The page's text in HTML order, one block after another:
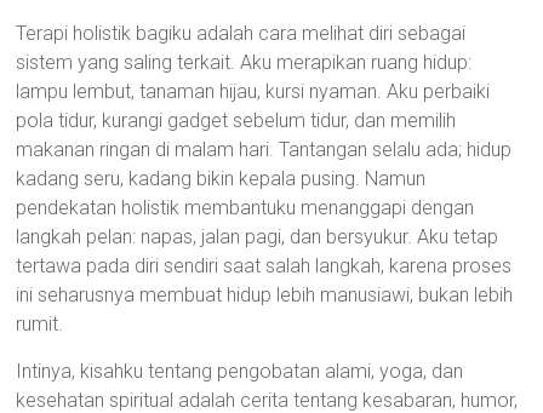
Terapi holistik bagiku adalah cara melihat diri sebagai
sistem yang saling terkait. Aku merapikan ruang hidup:
lampu lembut, tanaman hijau, kursi nyaman. Aku perbaiki
pola tidur, kurangi gadget sebelum tidur, dan memilih
makanan ringan di malam hari. Tantangan selalu ada; hidup
kadang seru, kadang bikin kepala pusing. Namun
pendekatan holistik membantuku menanggapi dengan
langkah pelan: napas, jalan pagi, dan bersyukur. Aku tetap
tertawa pada diri sendiri saat salah langkah, karena proses
ini seharusnya membuat hidup lebih manusiawi, bukan lebih
rumit.
Intinya, kisahku tentang pengobatan alami, yoga, dan
kesehatan spiritual adalah cerita tentang kesabaran, humor,